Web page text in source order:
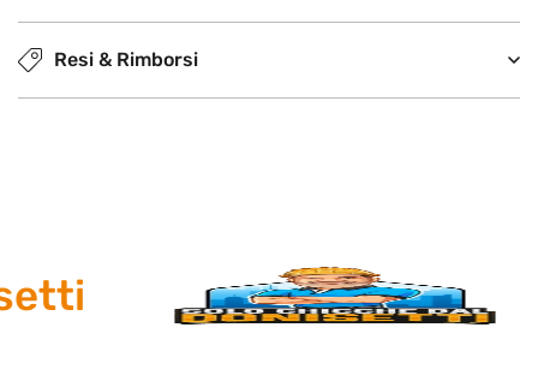
Resi & Rimborsi